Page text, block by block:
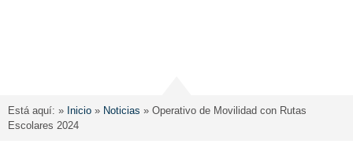
Está aquí: » Inicio » Noticias » Operativo de Movilidad con Rutas
Escolares 2024